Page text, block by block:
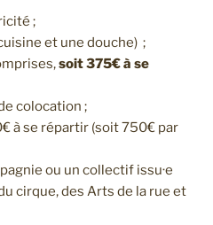
;
et une douche) ;
soit 375€ à se
colocation ;
à se répartir (soit 750€ par
ou un collectif issu·e
cirque, des Arts de la rue et